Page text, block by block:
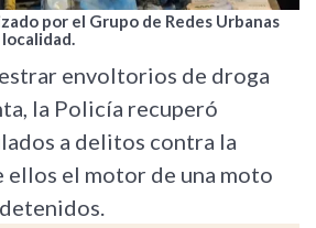
por el Grupo de Redes Urbanas
envoltorios de droga
la Policía recuperó
a delitos contra la
ellos el motor de una moto